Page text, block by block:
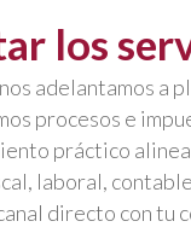
los
nos adelantamos a
procesos e
práctico
laboral,
directo con tu